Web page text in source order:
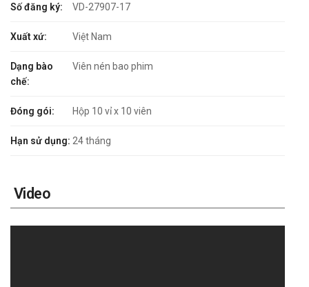
Số đăng ký: VD-27907-17
Xuất xứ: Việt Nam
Dạng bào
chế:
Viên nén bao phim
Đóng gói: Hộp 10 vỉ x 10 viên
Hạn sử dụng: 24 tháng
Video